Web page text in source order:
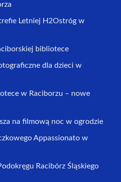
Letniej H2Ostróg w
bibliotece
dla dzieci w
w Raciborzu – nowe
na filmową noc w ogrodzie
Appassionato w
Racibórz Śląskiego